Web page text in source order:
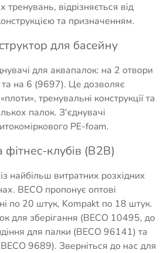
відрізняється від
та призначенням.
для басейну
для аквапалок: на 2 отвори
на 6 (9697). Це дозволяє
тренувальні конструкції та
палок. З'єднувачі
PE-foam.
клубів (B2B)
найбільш витратних розхідних
BECO пропонує оптові
по 20 штук, Kompakt по 18 штук.
для зберігання (BECO 10495, до
для палки (BECO 96141) та
9689). Зверніться до нас для